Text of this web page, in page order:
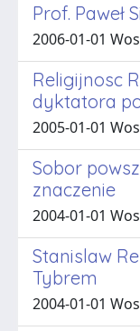
Prof. Paweł
2006-01-01
Religijnosc
dyktatora
2005-01-01
Sobor
znaczenie
2004-01-01
Stanislaw
Tybrem
2004-01-01